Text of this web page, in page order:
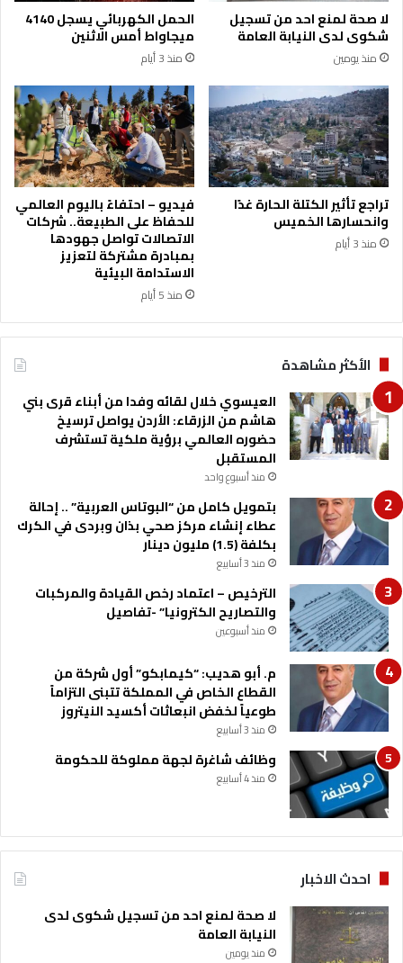
ت
ى
ا
ل
س
ب
ت
ق
ب
ل
و
ف
د
ا
م
ن
و
ز
ا
ر
ة
ع
ي
م
ا
ل
ع
ا
ي
ا
ف
ل
س
ط
ي
ن
ي
ة
لا صحة لمنع احد من تسجيل
شكوى لدى النيابة العامة
منذ يومين
الحمل الكهربائي يسجل 4140
ميجاواط أمس الاثنين
منذ 3 أيام
تراجع تأثير الكتلة الحارة غدًا
وانحسارها الخميس
منذ 3 أيام
فيديو – احتفاءً باليوم العالمي
للحفاظ على الطبيعة.. شركات
الاتصالات تواصل جهودها
بمبادرة مشتركة لتعزيز
الاستدامة البيئية
منذ 5 أيام
الأكثر مشاهدة
العيسوي خلال لقائه وفدا من أبناء قرى بني
هاشم من الزرقاء: الأردن يواصل ترسيخ
حضوره العالمي برؤية ملكية تستشرف
المستقبل
منذ أسبوع واحد
بتمويل كامل من “البوتاس العربية” .. إحالة
عطاء إنشاء مركز صحي بذان وبردى في الكرك
بكلفة (1.5) مليون دينار
منذ 3 أسابيع
الترخيص – اعتماد رخص القيادة والمركبات
والتصاريح الكترونيا” -تفاصيل
منذ أسبوعين
م. أبو هديب: “كيمابكو” أول شركة من
القطاع الخاص في المملكة تتبنى التزاماً
طوعياً لخفض انبعاثات أكسيد النيتروز
منذ 3 أسابيع
وظائف شاغرة لجهة مملوكة للحكومة
منذ 4 أسابيع
احدث الاخبار
لا صحة لمنع احد من تسجيل شكوى لدى
النيابة العامة
منذ يومين